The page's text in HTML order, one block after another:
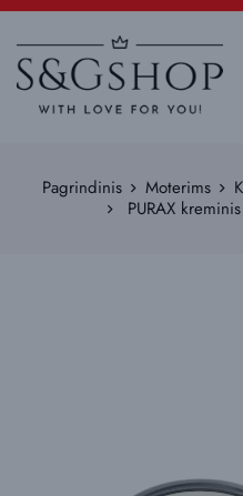
Pagrindinis Moterims
PURAX